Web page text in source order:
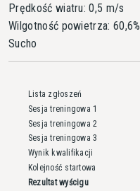
Prędkość wiatru: 0,5 m/s
Wilgotność powietrza: 60,6%
Sucho
Lista zgłoszeń
Sesja treningowa 1
Sesja treningowa 2
Sesja treningowa 3
Wynik kwalifikacji
Kolejność startowa
Rezultat wyścigu